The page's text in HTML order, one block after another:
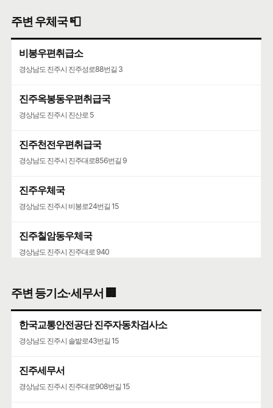
주변 우체국 📮
비봉우편취급소
경상남도 진주시 진주성로88번길 3
진주옥봉동우편취급국
경상남도 진주시 진산로 5
진주천전우편취급국
경상남도 진주시 진주대로856번길 9
진주우체국
경상남도 진주시 비봉로24번길 15
진주칠암동우체국
경상남도 진주시 진주대로 940
주변 등기소·세무서 🏢
한국교통안전공단 진주자동차검사소
경상남도 진주시 솔밭로43번길 15
진주세무서
경상남도 진주시 진주대로908번길 15